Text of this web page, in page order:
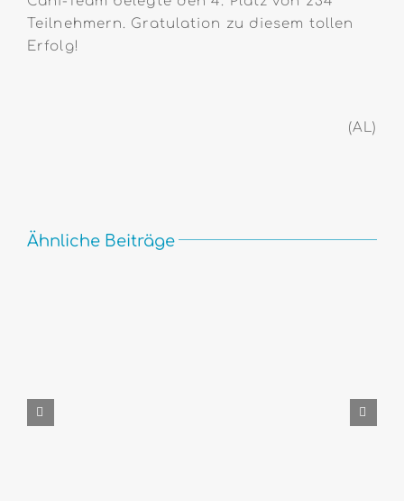
Teilnehmern. Gratulation zu diesem tollen
Erfolg!
(AL)
Ähnliche Beiträge